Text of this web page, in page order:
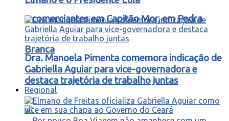
e comerciantes em Capitão Mor, em Pedra
Branca
Regional
Dra. Manoela Pimenta comemora indicação de
Gabriella Aguiar para vice-governadora e
destaca trajetória de trabalho juntas